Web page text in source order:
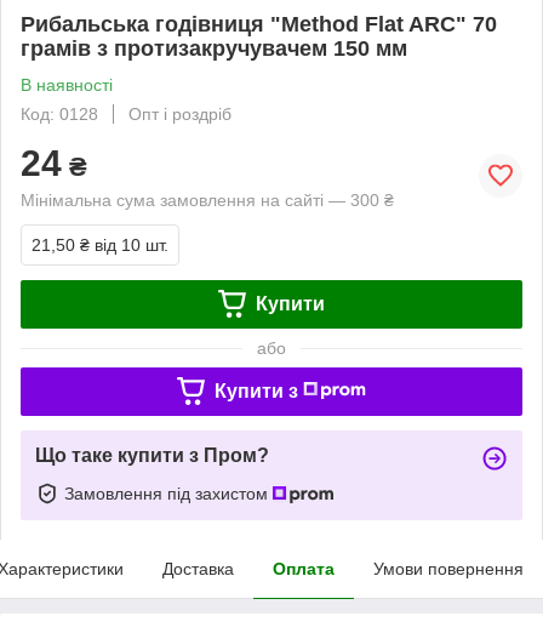
Рибальська годівниця "Method Flat ARC" 70
грамів з протизакручувачем 150 мм
В наявності
Код: 0128
Опт і роздріб
24 ₴
Мінімальна сума замовлення на сайті — 300 ₴
21,50 ₴ від 10 шт.
Купити
або
Купити з
Що таке купити з Пром?
Замовлення під захистом
Доставка Оплата Умови повернення